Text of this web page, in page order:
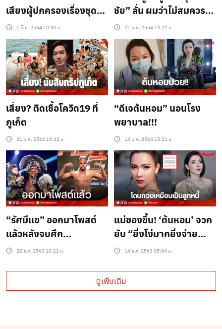
เสียงผู้ปกครองเรื่องชุด
นักเรียน
1 มิ.ย. 2564 10:30 น.
ชัย” ลั่น ผมว่าไม่สมควร!!
เพราะ….
21 ม.ค. 2564 19:12 น.
เสี่ยง? ติดเชื้อโควิด19 ที่
ภูเก็ต
21 ม.ค. 2564 16:42 น.
“ดีเจต้นหอม” นอนโรง
พยาบาล!!!
14 ม.ค. 2564 15:21 น.
“รัศมีเเข” ออกมาโพสต์
เเล้วหลังจบศึก
10Fight10
22 ธ.ค. 2563 10:21 น.
แม่ของขึ้น! ‘ต้นหอม’ จวก
ยับ “ยิ่งโง่มากยิ่งจ่าย
แพง”?
14 ธ.ค. 2563 05:44 น.
ดูเพิ่มเติม